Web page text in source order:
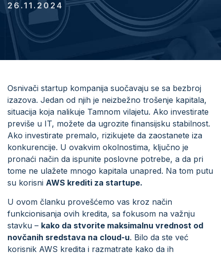
26.11.2024
Osnivači startup kompanija suočavaju se sa bezbroj
izazova. Jedan od njih je neizbežno trošenje kapitala,
situacija koja nalikuje Tamnom vilajetu. Ako investirate
previše u IT, možete da ugrozite finansijsku stabilnost.
Ako investirate premalo, rizikujete da zaostanete iza
konkurencije. U ovakvim okolnostima, ključno je
pronaći način da ispunite poslovne potrebe, a da pri
tome ne ulažete mnogo kapitala unapred. Na tom putu
su korisni AWS krediti za startupe.
U ovom članku provešćemo vas kroz način
funkcionisanja ovih kredita, sa fokusom na važnju
stavku – kako da stvorite maksimalnu vrednost od
novčanih sredstava na cloud-u. Bilo da ste već
korisnik AWS kredita i razmatrate kako da ih